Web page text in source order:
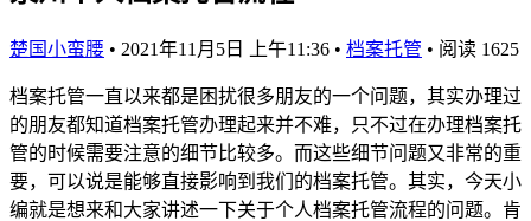
楚国小蛮腰 • 2021年11月5日 上午11:36 • 档案托管 • 阅读 1625
档案托管一直以来都是困扰很多朋友的一个问题，其实办理过
的朋友都知道档案托管办理起来并不难，只不过在办理档案托
管的时候需要注意的细节比较多。而这些细节问题又非常的重
要，可以说是能够直接影响到我们的档案托管。其实，今天小
编就是想来和大家讲述一下关于个人档案托管流程的问题。肯